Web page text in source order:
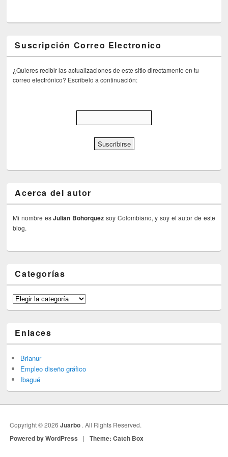
Suscripción Correo Electronico
¿Quieres recibir las actualizaciones de este sitio directamente en tu
correo electrónico? Escribelo a continuación:
Acerca del autor
Mi nombre esJulian Bohorquez soy Colombiano, y soy el autor de este
blog.
Categorías
Categorías
Enlaces
Brianur
Empleo diseño gráfico
Ibagué
Copyright © 2026Juarbo . All Rights Reserved.
Powered by WordPress | Theme: Catch Box